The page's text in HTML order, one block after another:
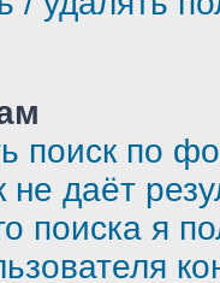
поиск по
даёт
поиска я